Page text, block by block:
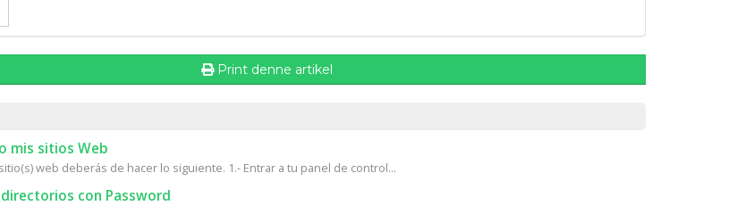
Print denne artikel
mis sitios Web
web deberás de hacer lo siguiente. 1.- Entrar a tu panel de control...
con Password